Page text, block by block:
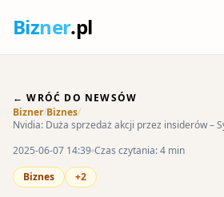
Bizner.pl
← WRÓĆ DO NEWSÓW
Bizner/Biznes/
Nvidia: Duża sprzedaż akcji przez insiderów –
2025-06-07 14:39 Czas czytania: 4 min
Biznes
+2